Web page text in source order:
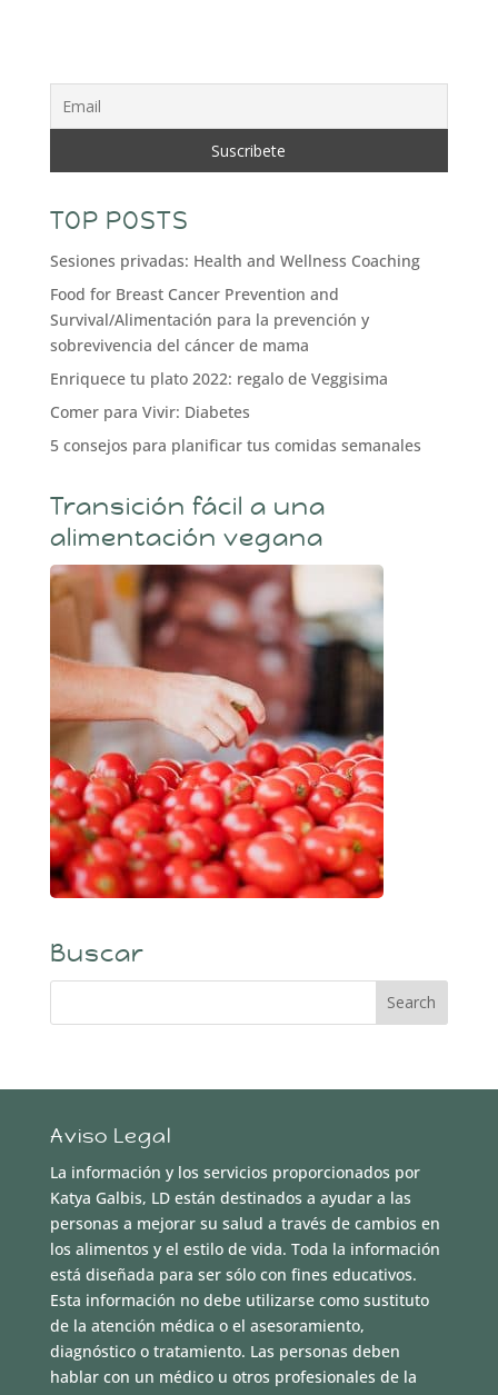
TOP POSTS
Sesiones privadas: Health and Wellness Coaching
Food for Breast Cancer Prevention and
Survival/Alimentación para la prevención y
sobrevivencia del cáncer de mama
Enriquece tu plato 2022: regalo de Veggisima
Comer para Vivir: Diabetes
5 consejos para planificar tus comidas semanales
Transición fácil a una
alimentación vegana
Buscar
Aviso Legal
La información y los servicios proporcionados por
Katya Galbis, LD están destinados a ayudar a las
personas a mejorar su salud a través de cambios en
los alimentos y el estilo de vida. Toda la información
está diseñada para ser sólo con fines educativos.
Esta información no debe utilizarse como sustituto
de la atención médica o el asesoramiento,
diagnóstico o tratamiento. Las personas deben
hablar con un médico u otros profesionales de la